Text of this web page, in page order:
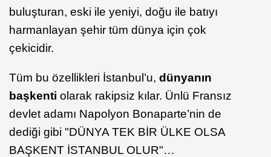
buluşturan, eski ile yeniyi, doğu ile batıyı
harmanlayan şehir tüm dünya için çok
çekicidir.
Tüm bu özellikleri İstanbul’u, dünyanın
başkenti olarak rakipsiz kılar. Ünlü Fransız
devlet adamı Napolyon Bonaparte’nin de
dediği gibi "DÜNYA TEK BİR ÜLKE OLSA
BAŞKENT İSTANBUL OLUR"…